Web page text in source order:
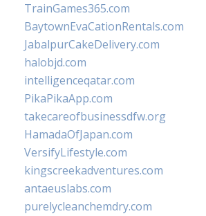
TrainGames365.com
BaytownEvaCationRentals.com
JabalpurCakeDelivery.com
halobjd.com
intelligenceqatar.com
PikaPikaApp.com
takecareofbusinessdfw.org
HamadaOfJapan.com
VersifyLifestyle.com
kingscreekadventures.com
antaeuslabs.com
purelycleanchemdry.com